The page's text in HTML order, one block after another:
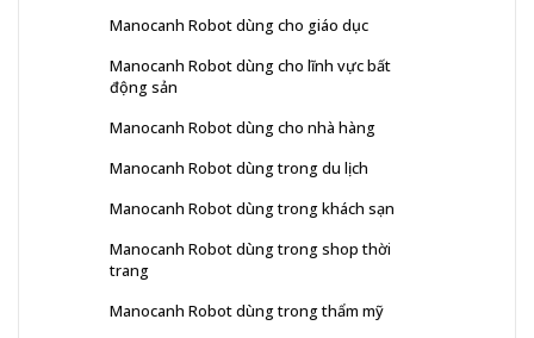
Manocanh Robot dùng cho giáo dục
Manocanh Robot dùng cho lĩnh vực bất
động sản
Manocanh Robot dùng cho nhà hàng
Manocanh Robot dùng trong du lịch
Manocanh Robot dùng trong khách sạn
Manocanh Robot dùng trong shop thời
trang
Manocanh Robot dùng trong thẩm mỹ